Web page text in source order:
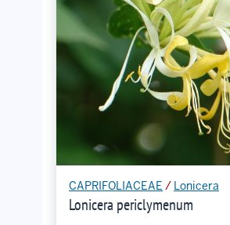
CAPRIFOLIACEAE / Lonicera
Lonicera periclymenum